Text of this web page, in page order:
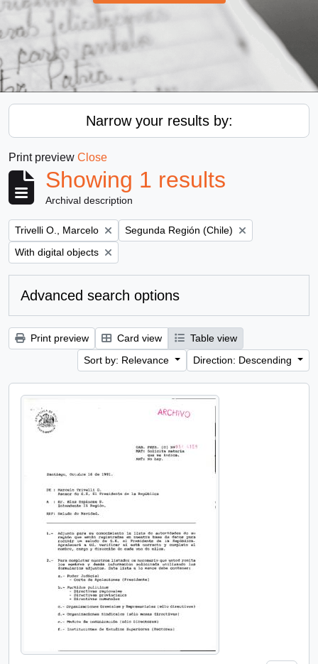
Narrow your results by:
Print preview Close
Showing 1 results
Archival description
Remove filter:
Trivelli O., Marcelo Remove filter:
Segunda Región (Chile)
Remove filter:
With digital objects
Advanced search options
Print preview Card view
Table view
Sort by: Relevance
Direction: Descending